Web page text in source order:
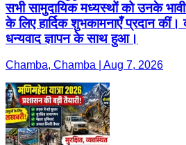
सभी सामुदायिक मध्यस्थों को उनके
के लिए हार्दिक शुभकामनाएँ प्रदान
धन्यवाद ज्ञापन के साथ हुआ।
Chamba, Chamba | Aug 7, 2026